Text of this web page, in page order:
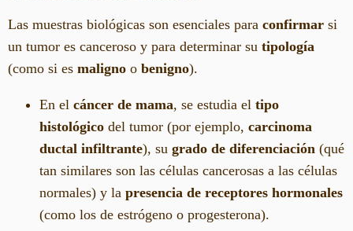
Las muestras biológicas son esenciales para confirmar si
un tumor es canceroso y para determinar su tipología
(como si es maligno o benigno).
En el cáncer de mama, se estudia el tipo
histológico del tumor (por ejemplo, carcinoma
ductal infiltrante), su grado de diferenciación (qué
tan similares son las células cancerosas a las células
normales) y la presencia de receptores hormonales
(como los de estrógeno o progesterona).